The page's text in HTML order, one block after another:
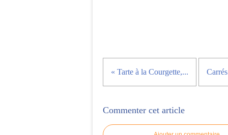
« Tarte à la Courgette,...
Commenter cet article